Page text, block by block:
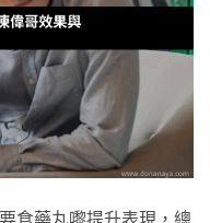
食藥丸嚟提升表現，總